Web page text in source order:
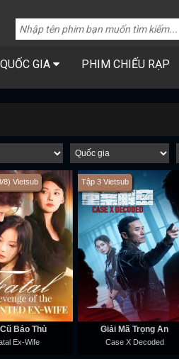
QUỐC GIA PHIM CHIẾU RẠP
8) Vietsub
Báo Thù
Ex-Wife
Tập 3 Vietsub
Giải Mã Trọng Án
Case X Decoded